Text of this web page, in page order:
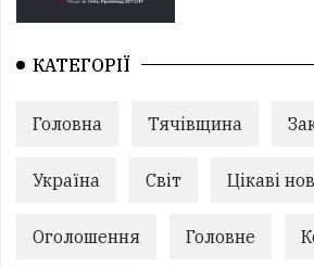
КАТЕГОРІЇ
Головна Тячівщина
Україна Світ Цікаві
Оголошення Головне